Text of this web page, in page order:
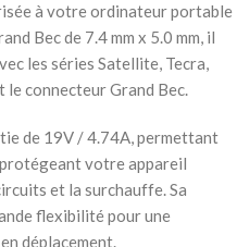
à votre ordinateur portable
Bec de 7.4 mm x 5.0 mm, il
les séries Satellite, Tecra,
connecteur Grand Bec.
de 19V / 4.74A, permettant
votre appareil
et la surchauffe. Sa
flexibilité pour une
déplacement.